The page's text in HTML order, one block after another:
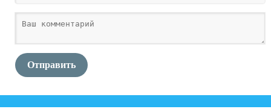
Отправить